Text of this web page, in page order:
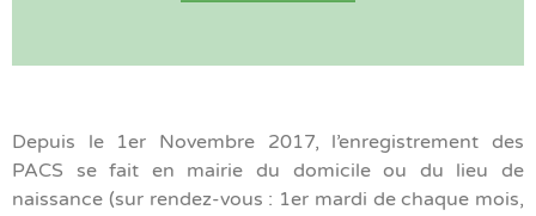
Depuis le 1er Novembre 2017, l’enregistrement des
PACS se fait en mairie du domicile ou du lieu de
naissance (sur rendez-vous : 1er mardi de chaque mois,